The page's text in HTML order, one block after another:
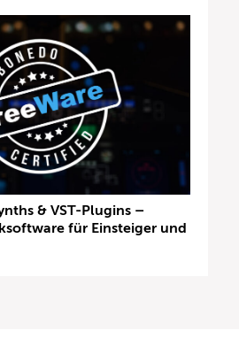
& VST-Plugins –
für Einsteiger und